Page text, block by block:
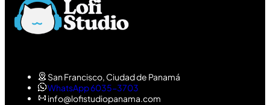
San Francisco, Ciudad de Panamá
WhatsApp 6035-3703
info@lofistudiopanama.com